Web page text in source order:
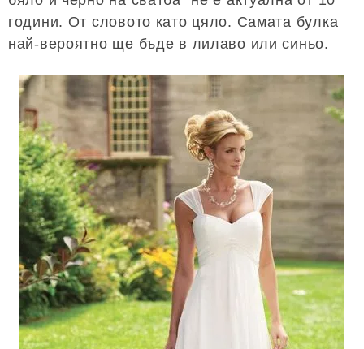
години. От словото като цяло. Самата булка
най-вероятно ще бъде в лилаво или синьо.